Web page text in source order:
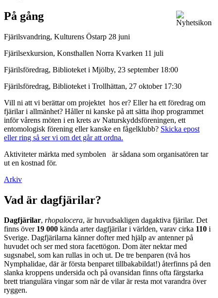
På gång
Fjärilsvandring, Kulturens Östarp 28 juni
Fjärilsexkursion, Konsthallen Norra Kvarken 11 juli
Fjärilsföredrag, Biblioteket i Mjölby, 23 september 18:00
Fjärilsföredrag, Biblioteket i Trollhättan, 27 oktober 17:30
Vill ni att vi berättar om projektet hos er? Eller ha ett föredrag om
fjärilar i allmänhet? Håller ni kanske på att sätta ihop programmet
inför vårens möten i en krets av Naturskyddsföreningen, ett
entomologisk förening eller kanske en fågelklubb? Skicka epost
eller ring så ser vi om det går att ordna.
Aktiviteter märkta med symbolen
är sådana som organisatören tar
ut en kostnad för.
Arkiv
Vad är dagfjärilar?
Dagfjärilar, rhopalocera, är huvudsakligen dagaktiva fjärilar. Det
finns över 19 000 kända arter dagfjärilar i världen, varav cirka 110 i
Sverige. Dagfjärilarna känner dofter med hjälp av antenner på
huvudet och ser med stora facettögon. Dom äter nektar med
sugsnabel, som kan rullas in och ut. De tre benparen (två hos
Nymphalidae, där är första benparet tillbakabildat!) återfinns på den
slanka kroppens undersida och på ovansidan finns ofta färgstarka
brett triangulära vingar som när de vilar är resta mot varandra över
ryggen.